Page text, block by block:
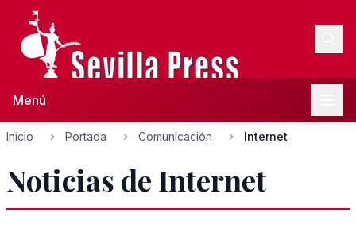
Menú
Inicio Portada Comunicación Internet
Noticias de Internet